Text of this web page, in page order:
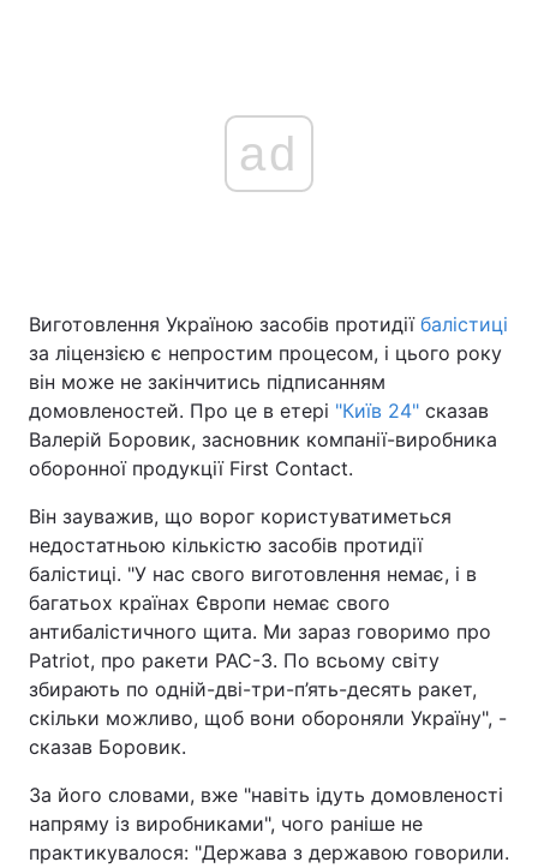
ad
Виготовлення Україною засобів протидії балістиці
за ліцензією є непростим процесом, і цього року
він може не закінчитись підписанням
домовленостей. Про це в етері "Київ 24" сказав
Валерій Боровик, засновник компанії-виробника
оборонної продукції First Contact.
Він зауважив, що ворог користуватиметься
недостатньою кількістю засобів протидії
балістиці. "У нас свого виготовлення немає, і в
багатьох країнах Європи немає свого
антибалістичного щита. Ми зараз говоримо про
Patriot, про ракети PAC-3. По всьому світу
збирають по одній-дві-три-п’ять-десять ракет,
скільки можливо, щоб вони обороняли Україну", -
сказав Боровик.
За його словами, вже "навіть ідуть домовленості
напряму із виробниками", чого раніше не
практикувалося: "Держава з державою говорили.